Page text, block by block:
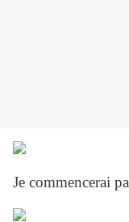
Je commencerai